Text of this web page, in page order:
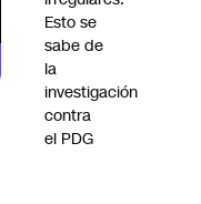
Esto se
sabe de
la
investigación
contra
el PDG